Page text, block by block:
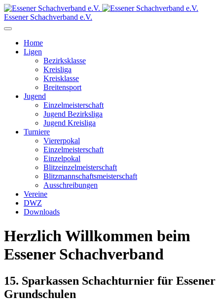
Essener Schachverband e.V.
Home
Ligen
Bezirksklasse
Kreisliga
Kreisklasse
Breitensport
Jugend
Einzelmeisterschaft
Jugend Bezirksliga
Jugend Kreisliga
Turniere
Viererpokal
Einzelmeisterschaft
Einzelpokal
Blitzeinzelmeisterschaft
Blitzmannschaftsmeisterschaft
Ausschreibungen
Vereine
DWZ
Downloads
Herzlich Willkommen beim
Essener Schachverband
15. Sparkassen Schachturnier für Essener
Grundschulen